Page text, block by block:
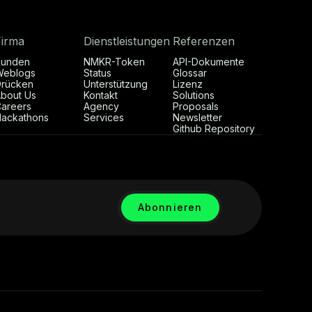
Us
Dienstleistungen
NMKR-Token
Status
Unterstützung
Kontakt
Agency
Services
Referenzen
API-Dokumente
Glossar
Lizenz
Solutions
Proposals
Newsletter
Github Repository